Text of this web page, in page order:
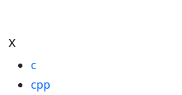
x
c
cpp